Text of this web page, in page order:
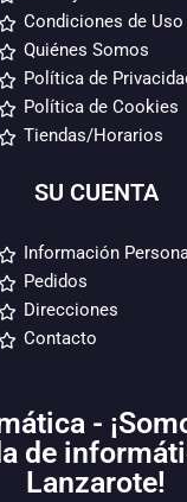
Condiciones de Uso
Quiénes Somos
Política de
Política de Cookies
Tiendas/Horarios
SU CUENTA
Información
Pedidos
Direcciones
Contacto
-
de
Lanzarote!